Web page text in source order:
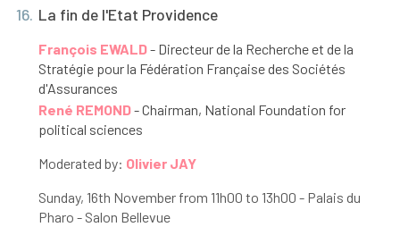
16. La fin de l'Etat Providence
François EWALD- Directeur de la Recherche et de la
Stratégie pour la Fédération Française des Sociétés
d'Assurances
René REMOND- Chairman, National Foundation for
political sciences
Moderated by: Olivier JAY
Sunday, 16th November from 11h00 to 13h00 - Palais du
Pharo - Salon Bellevue